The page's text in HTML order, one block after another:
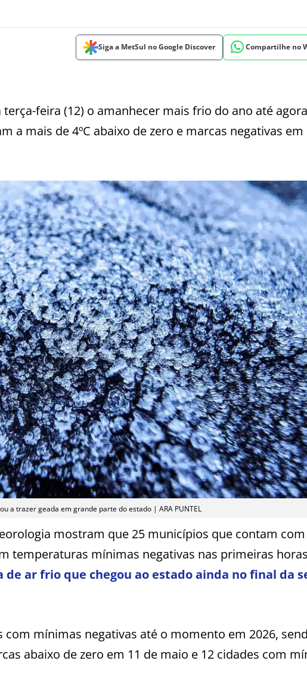
Siga a MetSul no Google Discover Compartilhe no
feira (12) o amanhecer mais frio do ano até
a mais de 4ºC abaixo de zero e marcas negativas em
a trazer geada em grande parte do estado | ARA PUNTEL
mostram que 25 municípios que contam com
temperaturas mínimas negativas nas primeiras
de ar frio que chegou ao estado ainda no final da
com mínimas negativas até o momento em 2026,
abaixo de zero em 11 de maio e 12 cidades com